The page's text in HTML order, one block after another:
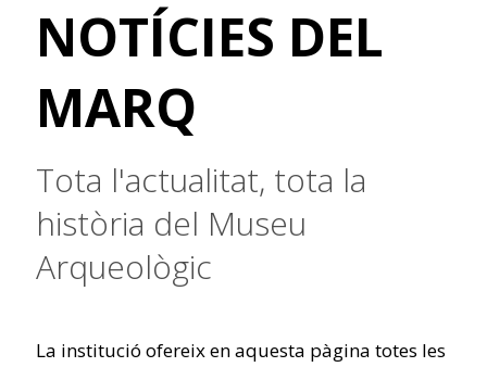
NOTÍCIES DEL
MARQ
Tota l'actualitat, tota la
història del Museu
Arqueològic
La institució ofereix en aquesta pàgina totes les